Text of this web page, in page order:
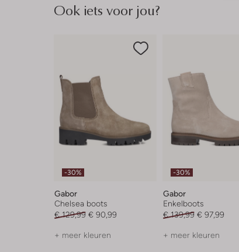
Ook iets voor jou?
-30%
Gabor
Chelsea boots
€ 129,99 € 90,99
+ meer kleuren
-30%
Gabor
Enkelboots
€ 139,99 € 97,99
+ meer kleuren